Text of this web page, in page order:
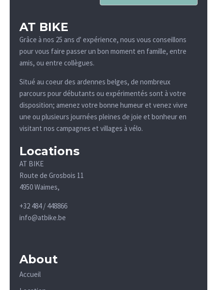
AT BIKE
Grâce à nos 25 ans d' expérience, nous vous conseillons
pour vous faire passer un bon moment en famille, entre
amis, ou entre collègues.
Situé au coeur des ardennes belges, de nombreux
parcours pour débutants ou expérimentés sont à votre
disposition; amenez votre bonne humeur et venez vivre
une ou plusieurs journées pleines de joie et bonheur en
visitant nos campagnes et villages à vélo.
Locations
AT BIKE
Route de Grosbois 11
4950 Waimes,
+32 484 / 448866
info@atbike.be
About
Accueil